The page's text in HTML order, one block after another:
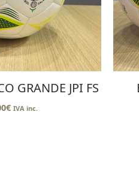
GRANDE JPI FS
€ IVA inc.